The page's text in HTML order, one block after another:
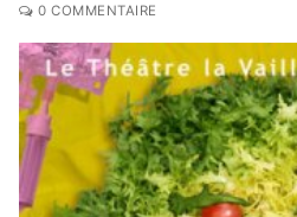
0 COMMENTAIRE